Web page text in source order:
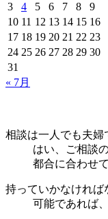
イ
ブ
3
4 5 6 7 8
9
10 11 12 13 14 15 16
17 18 19 20 21 22 23
24 25 26 27 28 29 30
31
« 7月
相談は一人でも夫婦
はい、ご相談
都合に合わせ
持っていかなければ
可能であれば